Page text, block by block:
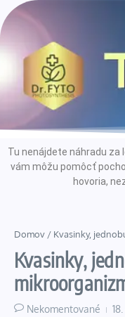
Tu nenájdete náhradu
vám môžu pomôcť
hovoria,
Domov / Kvasinky,
Kvasinky,
Nekomentované